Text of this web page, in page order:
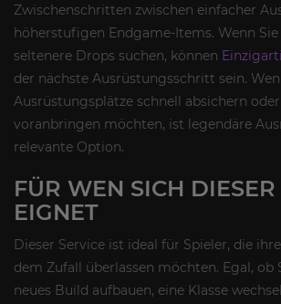
Zwischenschritten zwischen einfacher
höherstufigen Endgame-Items. Wenn
seltenere Drops suchen, können
der nächste Ausrüstungsschritt sein.
Ausrüstungsplätze schnell absichern
voranbringen möchten, ist legendäre
relevante Option.
FÜR WEN SICH DIESER
EIGNET
Dieser Service ist ideal für Spieler, die
dem Zufall überlassen möchten. Egal, ob
neues Build aufbauen, eine Klasse